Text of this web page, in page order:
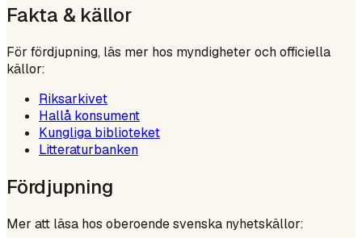
Fakta & källor
För fördjupning, läs mer hos myndigheter och officiella
källor:
Riksarkivet
Hallå konsument
Kungliga biblioteket
Litteraturbanken
Fördjupning
Mer att läsa hos oberoende svenska nyhetskällor: